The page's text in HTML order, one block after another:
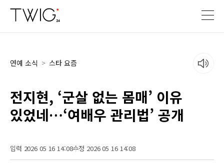
연예 소식 > 스타 요즘
전지현, ‘군살 없는 몸매’ 이유
있었네…‘여배우 관리법’ 공개
입력 2026 05 16 14:08수정 2026 05 16 14:08